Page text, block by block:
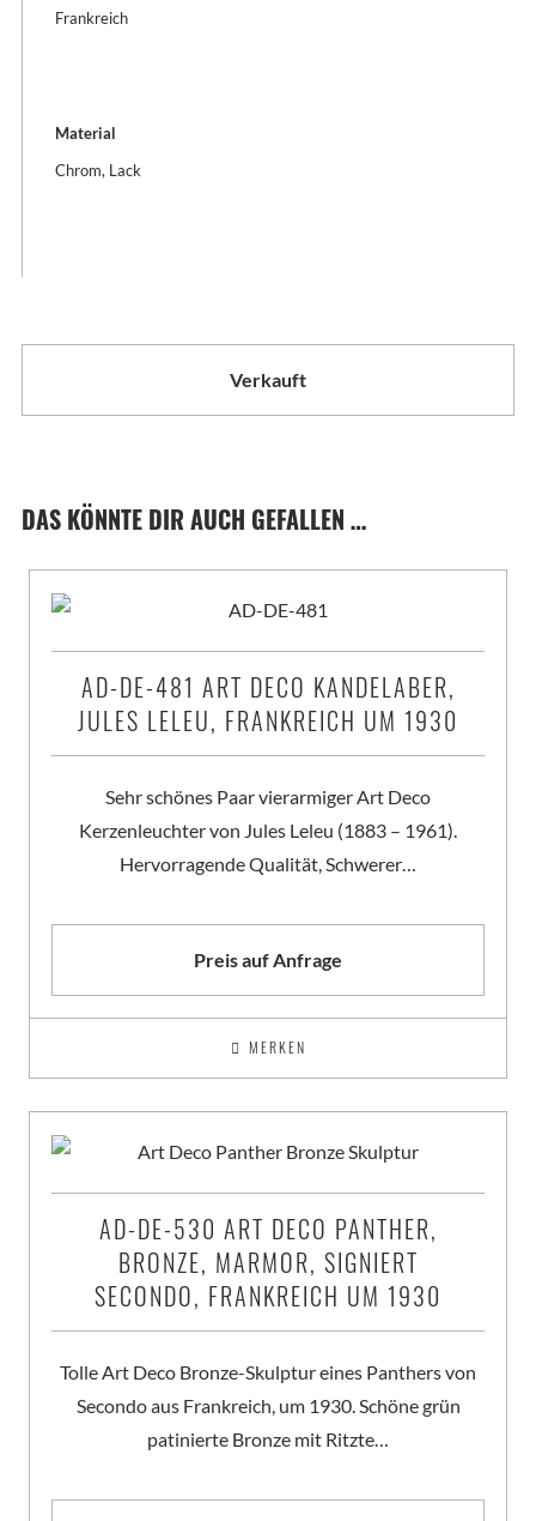
Frankreich
Material
Chrom, Lack
Verkauft
DAS KÖNNTE DIR AUCH GEFALLEN …
AD-DE-481 ART DECO KANDELABER,
JULES LELEU, FRANKREICH UM 1930
Sehr schönes Paar vierarmiger Art Deco
Kerzenleuchter von Jules Leleu (1883 – 1961).
Hervorragende Qualität, Schwerer…
Preis auf Anfrage
MERKEN
AD-DE-530 ART DECO PANTHER,
BRONZE, MARMOR, SIGNIERT
SECONDO, FRANKREICH UM 1930
Tolle Art Deco Bronze-Skulptur eines Panthers von
Secondo aus Frankreich, um 1930. Schöne grün
patinierte Bronze mit Ritzte…